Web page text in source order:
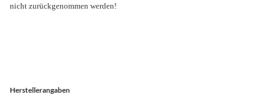
nicht zurückgenommen werden!
Herstellerangaben